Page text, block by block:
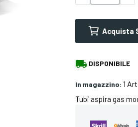
Acquista
local_shipping DISPONIBILE
In magazzino: 1
Tubi aspira gas